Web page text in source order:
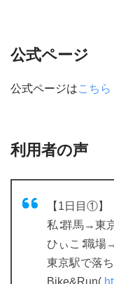
公式ページ
公式ページはこちら
利用者の声
【1日目①】
私∶群馬→東
ひぃこ∶職場
東京駅で落
Bike&Run(